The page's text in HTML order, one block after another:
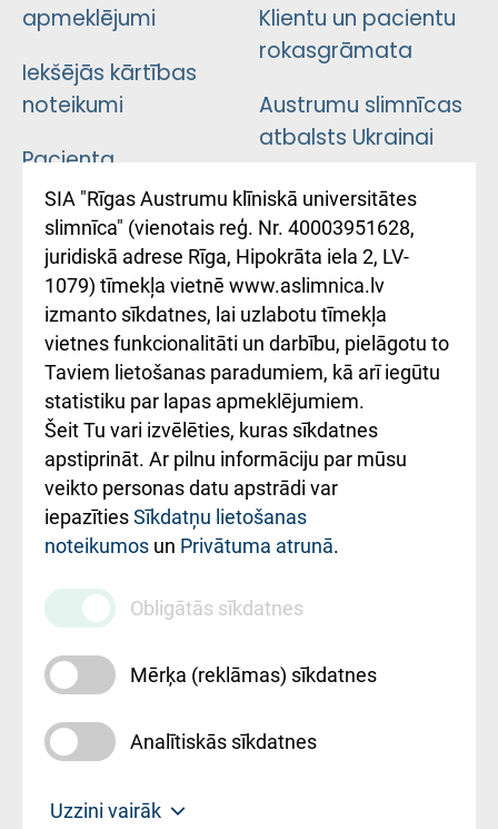
apmeklējumi
Iekšējās kārtības
noteikumi
Pacienta
atsauksmju/sūdzību
iesniegšanas
kārtība
Kā pie mums nokļūt
Rēķinu apmaksas
ceļvedis
Rekvizīti un
ārstniecības
iestādes kods
010000234
Maksas
pakalpojumu
cenrādis
Klientu un pacientu
rokasgrāmata
Austrumu slimnīcas
atbalsts Ukrainai
Підтримка Східної
лікарні та співпраця з
Україною
SIA "Rīgas Austrumu klīniskā universitātes
slimnīca" (vienotais reģ. Nr. 40003951628,
juridiskā adrese Rīga, Hipokrāta iela 2, LV-
1079) tīmekļa vietnē www.aslimnica.lv
izmanto sīkdatnes, lai uzlabotu tīmekļa
vietnes funkcionalitāti un darbību, pielāgotu to
Taviem lietošanas paradumiem, kā arī iegūtu
statistiku par lapas apmeklējumiem.
Šeit Tu vari izvēlēties, kuras sīkdatnes
apstiprināt. Ar pilnu informāciju par mūsu
veikto personas datu apstrādi var
iepazītiesSīkdatņu lietošanas
noteikumos un Privātuma atrunā.
Obligātās sīkdatnes
Mērķa (reklāmas) sīkdatnes
Analītiskās sīkdatnes
Uzzini vairāk